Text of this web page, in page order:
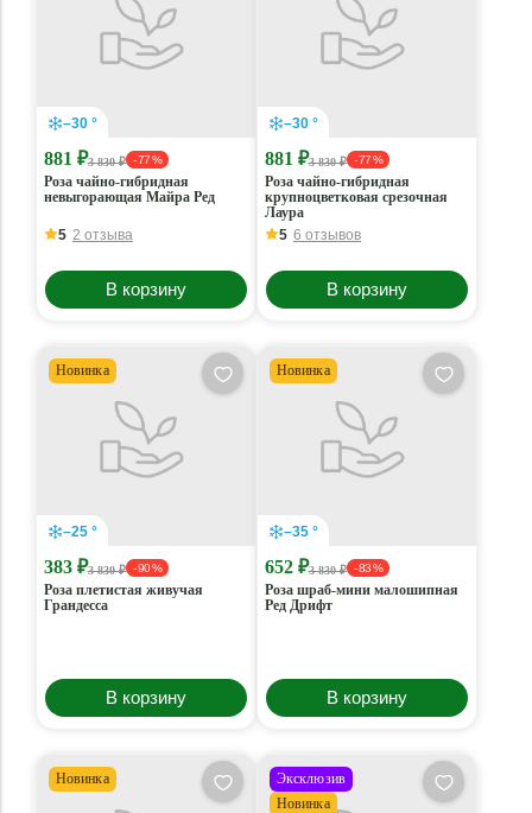
–30 °
881 ₽3 830 ₽ - 77 %
Роза чайно-гибридная
невыгорающая Майра Ред
5 2 отзыва
В корзину
–30 °
881 ₽3 830 ₽ - 77 %
Роза чайно-гибридная
крупноцветковая срезочная
Лаура
5 6 отзывов
В корзину
Новинка
–25 °
383 ₽3 830 ₽ - 90 %
Роза плетистая живучая
Грандесса
В корзину
Новинка
–35 °
652 ₽3 830 ₽ - 83 %
Роза шраб-мини малошипная
Ред Дрифт
В корзину
Новинка
Эксклюзив
Новинка